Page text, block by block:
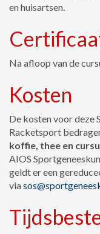
en huisartsen.
Na afloop van de
Kosten
De kosten voor deze
Racketsport
koffie, thee en
AIOS
geldt er een
via